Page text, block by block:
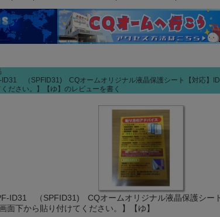
ID31 （SPFID31) CQオームオリジナル液晶保護シート【対応】
ださい。】【ゆ】のレビューを書く
ID31 （SPFID31) CQオームオリジナル液晶保護シー
面下から貼り付けてください。】【ゆ】